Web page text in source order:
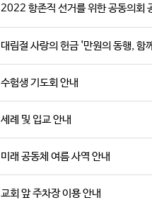
2022 항존직 선거를 위한 공동의회
대림절 사랑의 헌금 '만원의 동행, 함
수험생 기도회 안내
세례 및 입교 안내
미래 공동체 여름 사역 안내
교회 앞 주차장 이용 안내